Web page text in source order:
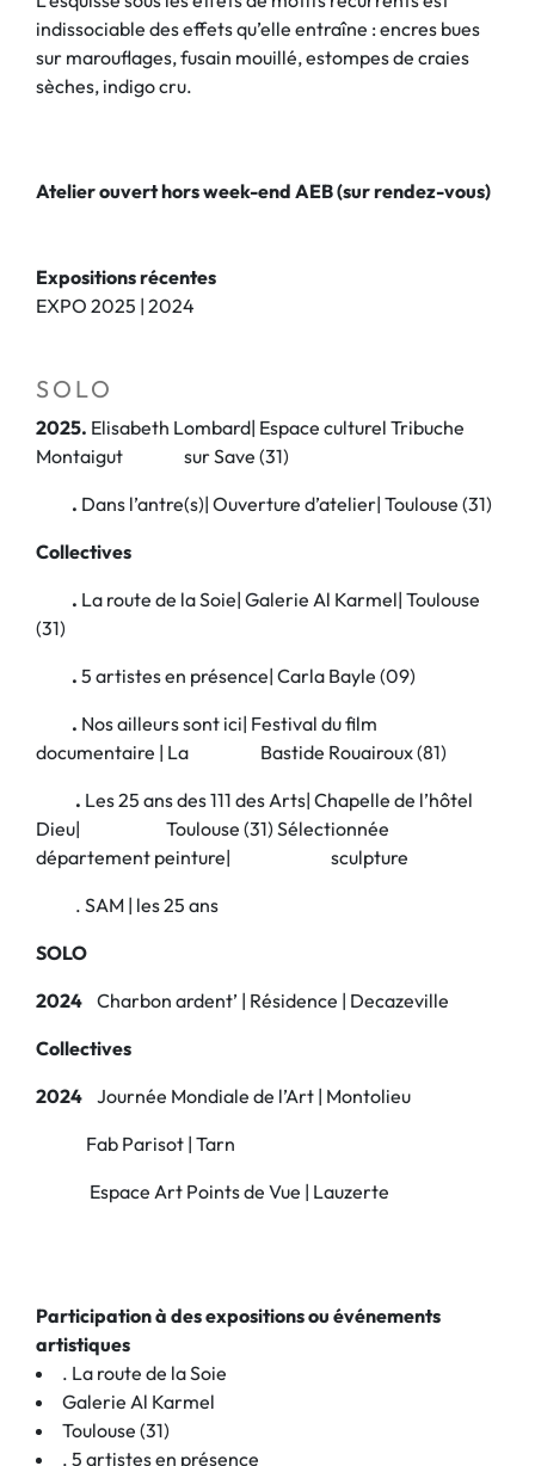
indissociable des effets qu’elle entraîne : encres bues
sur marouflages, fusain mouillé, estompes de craies
sèches, indigo cru.
Atelier ouvert hors week-end AEB (sur rendez-vous)
Expositions récentes
EXPO 2025 | 2024
SOLO
2025. Elisabeth Lombard| Espace culturel Tribuche
Montaigut sur Save (31)
. Dans l’antre(s)| Ouverture d’atelier| Toulouse (31)
Collectives
. La route de la Soie| Galerie Al Karmel| Toulouse
(31)
. 5 artistes en présence| Carla Bayle (09)
. Nos ailleurs sont ici| Festival du film
documentaire | La Bastide Rouairoux (81)
. Les 25 ans des 111 des Arts| Chapelle de l’hôtel
Dieu| Toulouse (31) Sélectionnée
département peinture| sculpture
. SAM | les 25 ans
SOLO
2024 Charbon ardent’ | Résidence | Decazeville
Collectives
2024 Journée Mondiale de l’Art | Montolieu
Fab Parisot | Tarn
Espace Art Points de Vue | Lauzerte
Participation à des expositions ou événements
artistiques
. La route de la Soie
Galerie Al Karmel
Toulouse (31)
. 5 artistes en présence